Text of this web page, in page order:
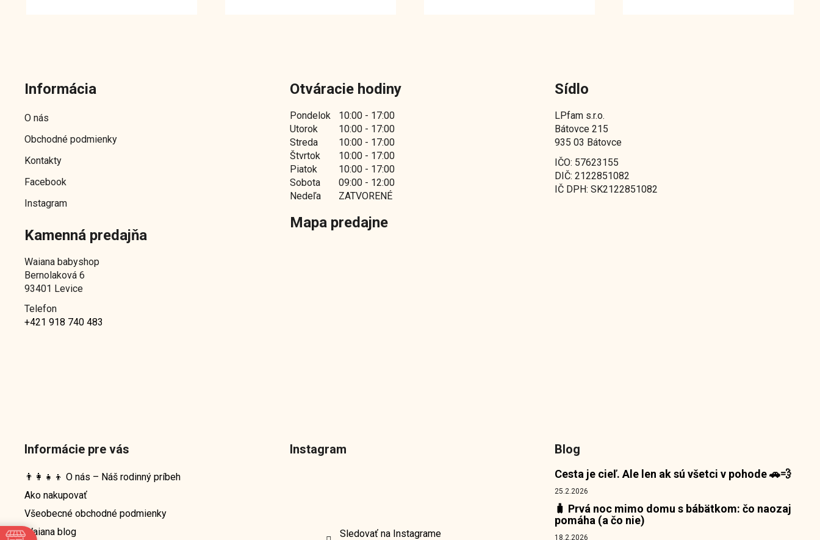
Informácia
O nás
Obchodné podmienky
Kontakty
Facebook
Instagram
Kamenná predajňa
Waiana babyshop
Bernolaková 6
93401 Levice
Telefon
+421 918 740 483
Otváracie hodiny
Pondelok
10:00 - 17:00
Utorok
10:00 - 17:00
Streda
10:00 - 17:00
Štvrtok
10:00 - 17:00
Piatok
10:00 - 17:00
Sobota
09:00 - 12:00
Nedeľa
ZATVORENÉ
Mapa predajne
Sídlo
LPfam s.r.o.
Bátovce 215
935 03 Bátovce
IČO: 57623155
DIČ: 2122851082
IČ DPH: SK2122851082
Informácie pre vás
👨‍👩‍👧‍👦 O nás – Náš rodinný príbeh
Ako nakupovať
Všeobecné obchodné podmienky
Waiana blog
Instagram
Sledovať na Instagrame
Blog
Cesta je cieľ. Ale len ak sú všetci v pohode 🚗💨
25.2.2026
🧳 Prvá noc mimo domu s bábätkom: čo naozaj
pomáha (a čo nie)
18.2.2026